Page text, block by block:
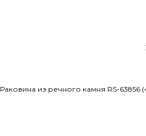
Раковина из речного камня RS-63856